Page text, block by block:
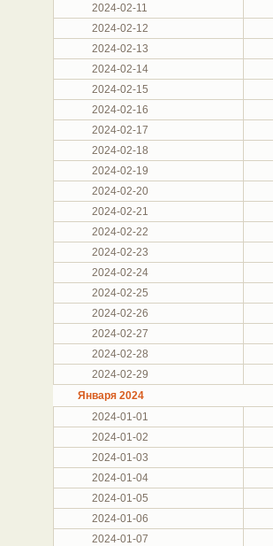
2024-02-11
2024-02-12
2024-02-13
2024-02-14
2024-02-15
2024-02-16
2024-02-17
2024-02-18
2024-02-19
2024-02-20
2024-02-21
2024-02-22
2024-02-23
2024-02-24
2024-02-25
2024-02-26
2024-02-27
2024-02-28
2024-02-29
Января 2024
2024-01-01
2024-01-02
2024-01-03
2024-01-04
2024-01-05
2024-01-06
2024-01-07